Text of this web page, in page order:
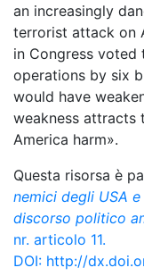
an increasingly
terrorist attack on
in Congress voted
operations by six
would have
weakness attracts
America harm».
Questa risorsa è
nemici degli USA
discorso politico
nr. articolo 11.
DOI: http://